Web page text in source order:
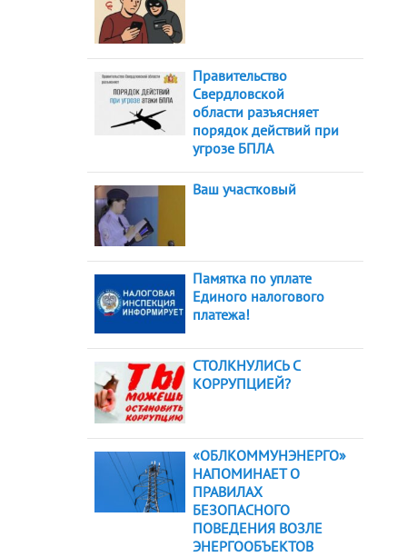
Правительство
Свердловской
области разъясняет
порядок действий при
угрозе БПЛА
Ваш участковый
Памятка по уплате
Единого налогового
платежа!
СТОЛКНУЛИСЬ С
КОРРУПЦИЕЙ?
«ОБЛКОММУНЭНЕРГО»
НАПОМИНАЕТ О
ПРАВИЛАХ
БЕЗОПАСНОГО
ПОВЕДЕНИЯ ВОЗЛЕ
ЭНЕРГООБЪЕКТОВ